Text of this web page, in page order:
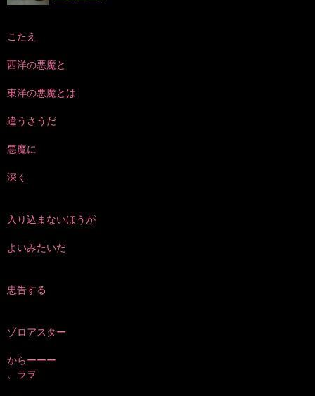
こたえ
西洋の悪魔と
東洋の悪魔とは
違うさうだ
悪魔に
深く
入り込まないほうが
よいみたいだ
忠告する
ゾロアスター
からーーー
、ラヲ